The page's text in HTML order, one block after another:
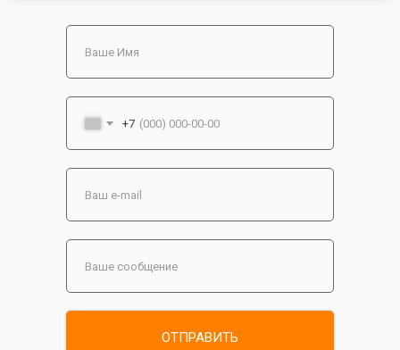
+7
ОТПРАВИТЬ